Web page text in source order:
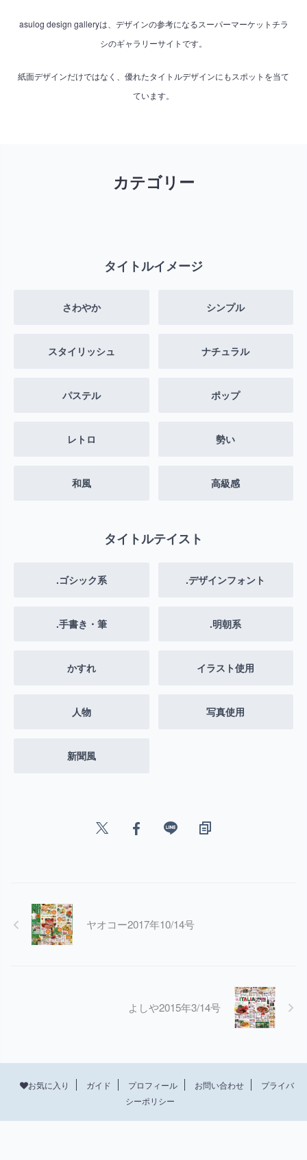
asulog design galleryは、デザインの参考になるスーパーマーケットチラ
シのギャラリーサイトです。
紙面デザインだけではなく、優れたタイトルデザインにもスポットを当て
ています。
カテゴリー
タイトルイメージ
さわやか シンプル
スタイリッシュ ナチュラル
パステル ポップ
レトロ 勢い
和風 高級感
タイトルテイスト
.ゴシック系 .デザインフォント
.手書き・筆 .明朝系
かすれ イラスト使用
人物 写真使用
新聞風
ヤオコー2017年10/14号
よしや2015年3/14号
お気に入り ガイド プロフィール お問い合わせ
プライバ
シーポリシー